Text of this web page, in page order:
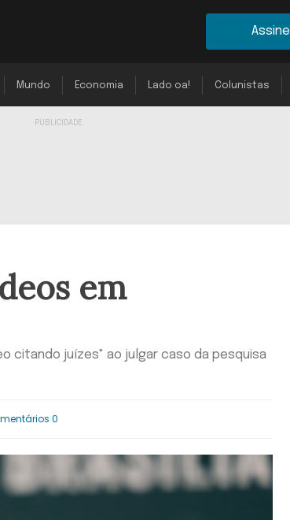
Assine
Mundo Economia Lado oa! Colunistas
em
citando juízes" ao julgar caso da pesquisa
0